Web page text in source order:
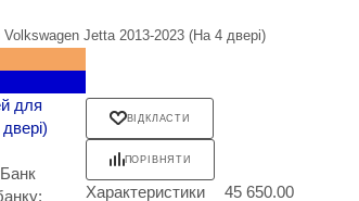
Jetta 2013-2023 (На 4 двері)
ВІДКЛАСТИ
ПОРІВНЯТИ
Характеристики 45 650.00